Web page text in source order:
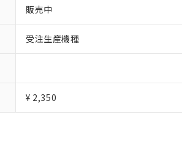
販売中
受注生産機種
¥ 2,350